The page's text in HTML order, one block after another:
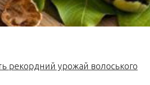
рекордний урожай волоського